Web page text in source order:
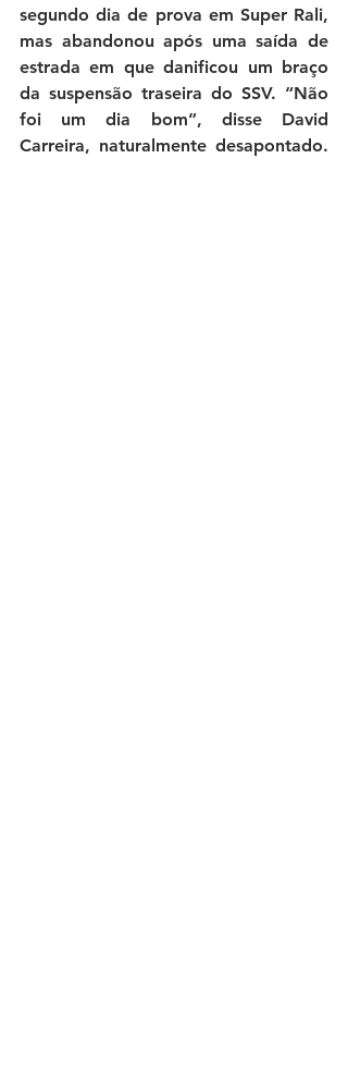
segundo dia de prova em Super Rali,
mas abandonou após uma saída de
estrada em que danificou um braço
da suspensão traseira do SSV. “Não
foi um dia bom”, disse David
Carreira, naturalmente desapontado.